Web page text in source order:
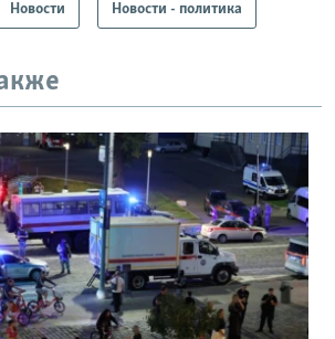
Новости Новости - политика